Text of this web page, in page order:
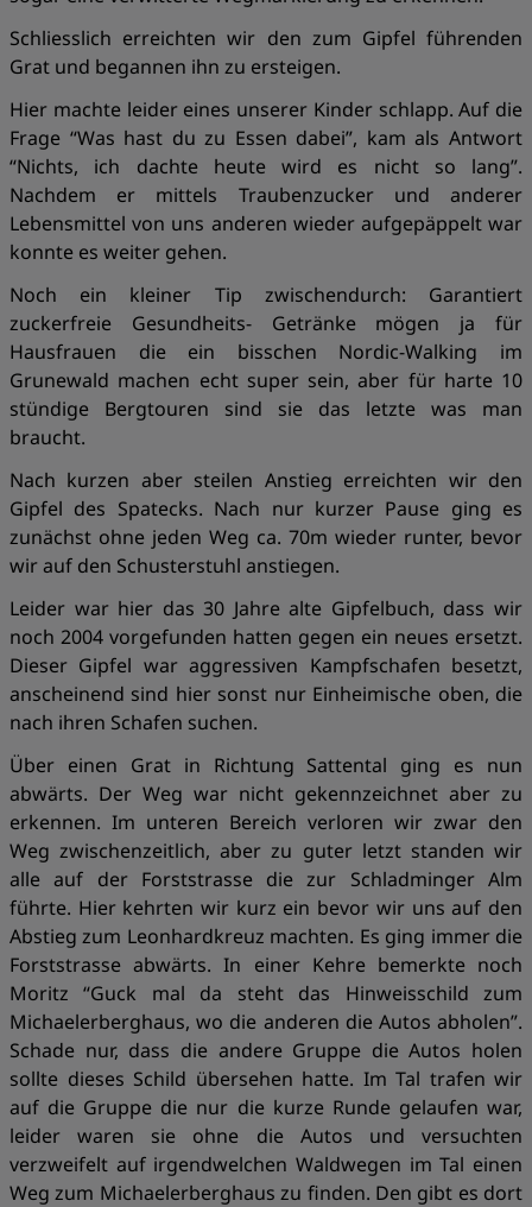
Schliesslich erreichten wir den zum Gipfel führenden
Grat und begannen ihn zu ersteigen.
Hier machte leider eines unserer Kinder schlapp. Auf die
Frage “Was hast du zu Essen dabei”, kam als Antwort
“Nichts, ich dachte heute wird es nicht so lang”.
Nachdem er mittels Traubenzucker und anderer
Lebensmittel von uns anderen wieder aufgepäppelt war
konnte es weiter gehen.
Noch ein kleiner Tip zwischendurch: Garantiert
zuckerfreie Gesundheits- Getränke mögen ja für
Hausfrauen die ein bisschen Nordic-Walking im
Grunewald machen echt super sein, aber für harte 10
stündige Bergtouren sind sie das letzte was man
braucht.
Nach kurzen aber steilen Anstieg erreichten wir den
Gipfel des Spatecks. Nach nur kurzer Pause ging es
zunächst ohne jeden Weg ca. 70m wieder runter, bevor
wir auf den Schusterstuhl anstiegen.
Leider war hier das 30 Jahre alte Gipfelbuch, dass wir
noch 2004 vorgefunden hatten gegen ein neues ersetzt.
Dieser Gipfel war aggressiven Kampfschafen besetzt,
anscheinend sind hier sonst nur Einheimische oben, die
nach ihren Schafen suchen.
Über einen Grat in Richtung Sattental ging es nun
abwärts. Der Weg war nicht gekennzeichnet aber zu
erkennen. Im unteren Bereich verloren wir zwar den
Weg zwischenzeitlich, aber zu guter letzt standen wir
alle auf der Forststrasse die zur Schladminger Alm
führte. Hier kehrten wir kurz ein bevor wir uns auf den
Abstieg zum Leonhardkreuz machten. Es ging immer die
Forststrasse abwärts. In einer Kehre bemerkte noch
Moritz “Guck mal da steht das Hinweisschild zum
Michaelerberghaus, wo die anderen die Autos abholen”.
Schade nur, dass die andere Gruppe die Autos holen
sollte dieses Schild übersehen hatte. Im Tal trafen wir
auf die Gruppe die nur die kurze Runde gelaufen war,
leider waren sie ohne die Autos und versuchten
verzweifelt auf irgendwelchen Waldwegen im Tal einen
Weg zum Michaelerberghaus zu finden. Den gibt es dort